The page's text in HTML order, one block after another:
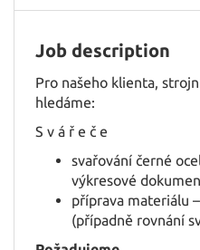
FR
DE
ES
Job description
Pro našeho klienta,
hledáme:
S v á ř e č e
svařování černé
výkresové
příprava materiálu
(případně rovnání